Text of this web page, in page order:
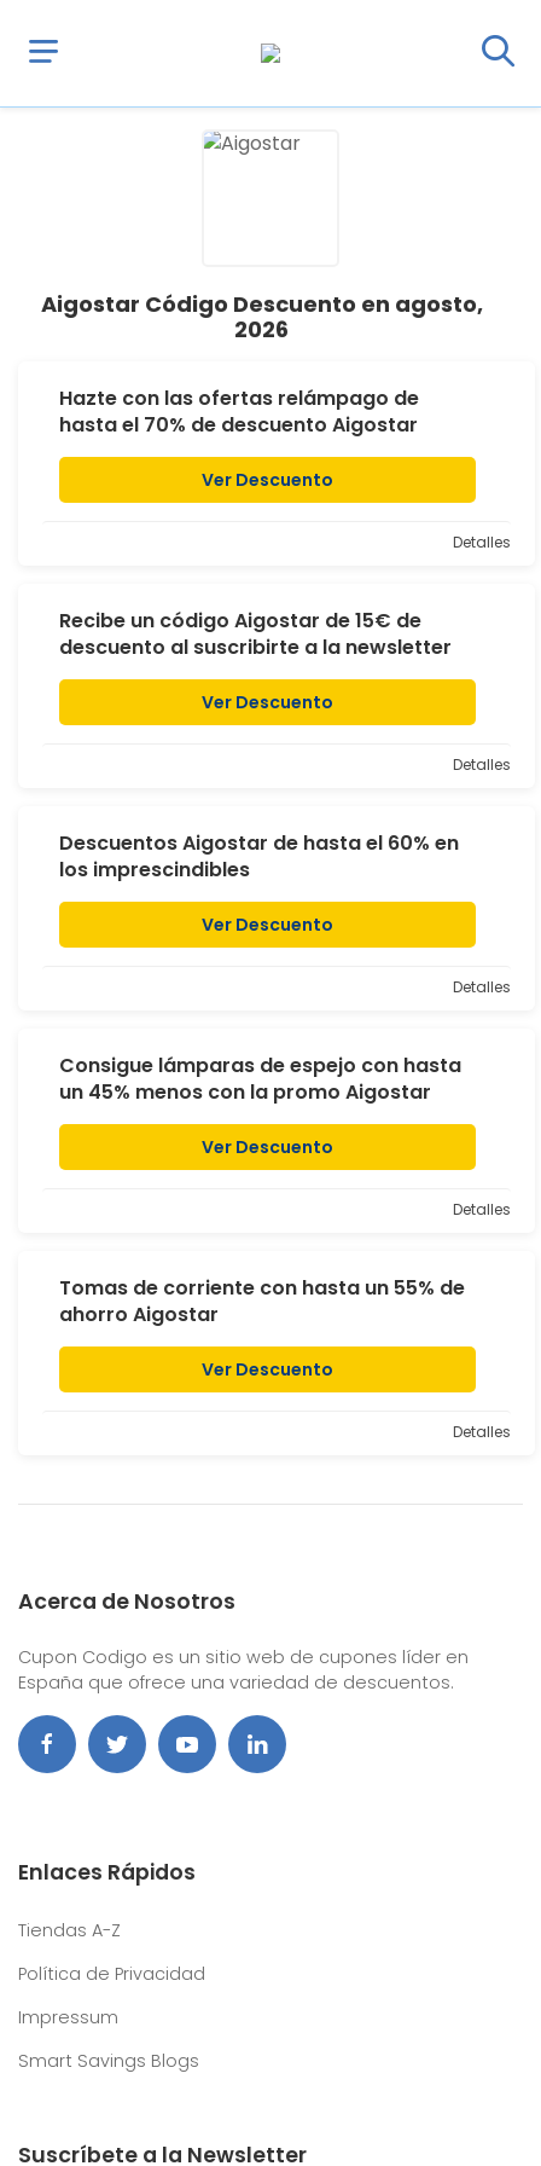
Aigostar Código Descuento en agosto,
2026
Hazte con las ofertas relámpago de
hasta el 70% de descuento Aigostar
Ver Descuento
Detalles
Recibe un código Aigostar de 15€ de
descuento al suscribirte a la newsletter
Ver Descuento
Detalles
Descuentos Aigostar de hasta el 60% en
los imprescindibles
Ver Descuento
Detalles
Consigue lámparas de espejo con hasta
un 45% menos con la promo Aigostar
Ver Descuento
Detalles
Tomas de corriente con hasta un 55% de
ahorro Aigostar
Ver Descuento
Detalles
Acerca de Nosotros
Cupon Codigo es un sitio web de cupones líder en
España que ofrece una variedad de descuentos.
Enlaces Rápidos
Tiendas A-Z
Política de Privacidad
Impressum
Smart Savings Blogs
Suscríbete a la Newsletter